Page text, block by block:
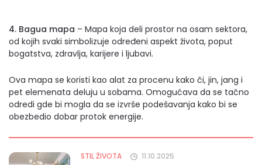
4. Bagua mapa – Mapa koja deli prostor na osam sektora,
od kojih svaki simbolizuje određeni aspekt života, poput
bogatstva, zdravlja, karijere i ljubavi.
Ova mapa se koristi kao alat za procenu kako či, jin, jang i
pet elemenata deluju u sobama. Omogućava da se tačno
odredi gde bi mogla da se izvrše podešavanja kako bi se
obezbedio dobar protok energije.
STIL ŽIVOTA 11.10.2025